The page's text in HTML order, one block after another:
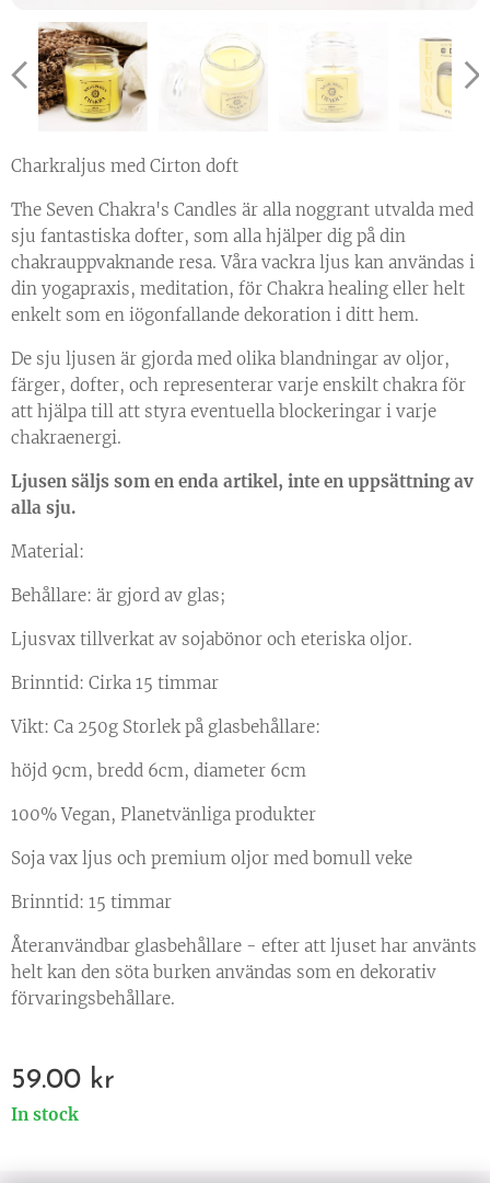
Charkraljus med Cirton doft
The Seven Chakra's Candles är alla noggrant utvalda med
sju fantastiska dofter, som alla hjälper dig på din
chakrauppvaknande resa. Våra vackra ljus kan användas i
din yogapraxis, meditation, för Chakra healing eller helt
enkelt som en iögonfallande dekoration i ditt hem.
De sju ljusen är gjorda med olika blandningar av oljor,
färger, dofter, och representerar varje enskilt chakra för
att hjälpa till att styra eventuella blockeringar i varje
chakraenergi.
Ljusen säljs som en enda artikel, inte en uppsättning av
alla sju.
Material:
Behållare: är gjord av glas;
Ljusvax tillverkat av sojabönor och eteriska oljor.
Brinntid: Cirka 15 timmar
Vikt: Ca 250g Storlek på glasbehållare:
höjd 9cm, bredd 6cm, diameter 6cm
100% Vegan, Planetvänliga produkter
Soja vax ljus och premium oljor med bomull veke
Brinntid: 15 timmar
Återanvändbar glasbehållare - efter att ljuset har använts
helt kan den söta burken användas som en dekorativ
förvaringsbehållare.
59.00 kr
In stock